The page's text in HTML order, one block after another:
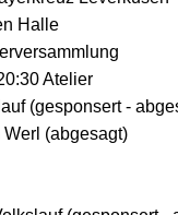
Halle
Atelier
(gesponsert -
(abgesagt)